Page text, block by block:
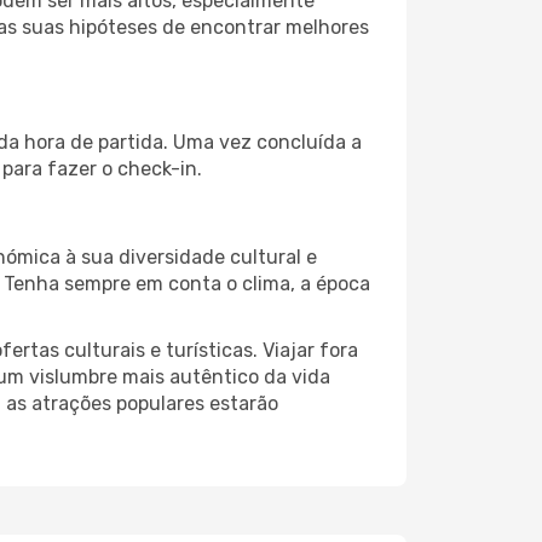
suas hipóteses de encontrar melhores
hora de partida. Uma vez concluída a
fazer o check-in.
à sua diversidade cultural e
sempre em conta o clima, a época
culturais e turísticas. Viajar fora
vislumbre mais autêntico da vida
atrações populares estarão